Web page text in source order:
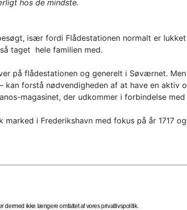
hos de mindste.
især fordi Flådestationen normalt er
taget hele familien med.
på flådestationen og generelt i Søværnet.
kan forstå nødvendigheden af at have en aktiv
magasinet, der udkommer i forbindelse
i Frederikshavn med fokus på år 1717
dermed ikke længere omfattet af vores privatlivspolitik.